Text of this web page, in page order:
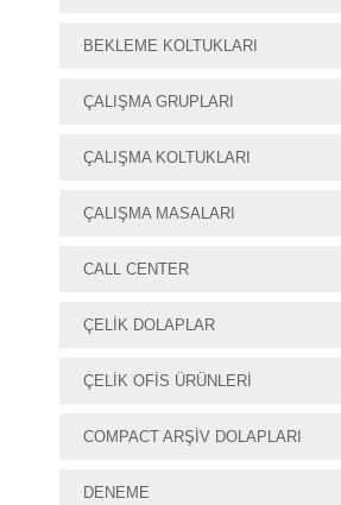
BEKLEME KOLTUKLARI
ÇALIŞMA GRUPLARI
ÇALIŞMA KOLTUKLARI
ÇALIŞMA MASALARI
CALL CENTER
ÇELIK DOLAPLAR
ÇELIK OFIS ÜRÜNLERI
COMPACT ARŞIV DOLAPLARI
DENEME